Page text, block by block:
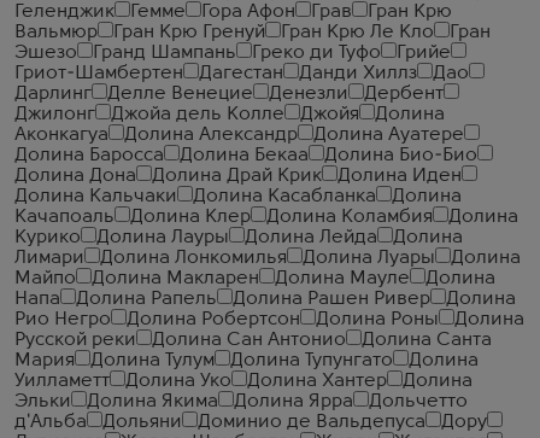
Геленджик
Гемме Гора Афон Грав
Гран Крю
Вальмюр
Гран Крю Гренуй Гран Крю Ле Кло
Гран
Эшезо
Гранд Шампань Греко ди Туфо
Грийе
Гриот-Шамбертен
Дагестан Данди Хиллз
Дао
Дарлинг
Делле Венецие Денезли
Дербент
Джилонг
Джойа дель Колле Джойя
Долина
Аконкагуа
Долина Александр
Долина Ауатере
Долина Баросса
Долина Бекаа
Долина Био-Био
Долина Дона
Долина Драй Крик
Долина Иден
Долина Кальчаки
Долина Касабланка
Долина
Качапоаль
Долина Клер Долина Коламбия
Долина
Курико
Долина Лауры Долина Лейда
Долина
Лимари
Долина Лонкомилья Долина Луары
Долина
Майпо
Долина Макларен Долина Мауле
Долина
Напа
Долина Рапель Долина Рашен Ривер
Долина
Рио Негро
Долина Робертсон Долина Роны
Долина
Русской реки
Долина Сан Антонио
Долина Санта
Мария
Долина Тулум Долина Тупунгато
Долина
Уилламетт
Долина Уко Долина Хантер
Долина
Эльки
Долина Якима Долина Ярра
Дольчетто
д'Альба
Дольяни Доминио де Вальдепуса
Дору